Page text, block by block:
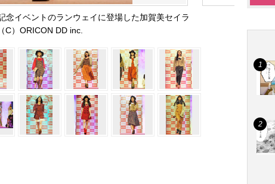
念イベントのランウェイに登場した加賀美セイラ
C）ORICON DD inc.